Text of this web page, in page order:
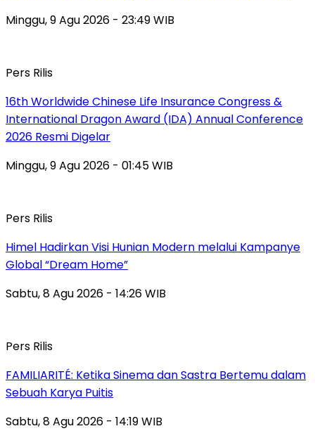
Minggu, 9 Agu 2026 - 23:49 WIB
Pers Rilis
16th Worldwide Chinese Life Insurance Congress &
International Dragon Award (IDA) Annual Conference
2026 Resmi Digelar
Minggu, 9 Agu 2026 - 01:45 WIB
Pers Rilis
Himel Hadirkan Visi Hunian Modern melalui Kampanye
Global “Dream Home”
Sabtu, 8 Agu 2026 - 14:26 WIB
Pers Rilis
FAMILIARITÉ: Ketika Sinema dan Sastra Bertemu dalam
Sebuah Karya Puitis
Sabtu, 8 Agu 2026 - 14:19 WIB